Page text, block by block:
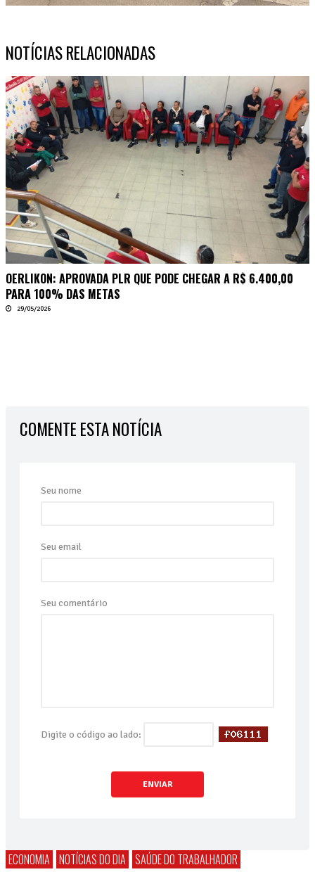
NOTÍCIAS RELACIONADAS
OERLIKON: APROVADA PLR QUE PODE CHEGAR A R$ 6.400,00
PARA 100% DAS METAS
29/05/2026
COMENTE ESTA NOTÍCIA
Seu nome
Seu email
Seu comentário
Digite o código ao lado:
ENVIAR
ECONOMIA NOTÍCIAS DO DIA SAÚDE DO TRABALHADOR